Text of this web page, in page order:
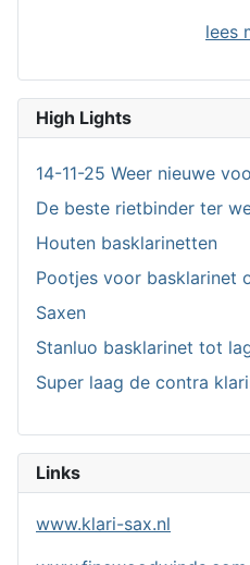
lees
High Lights
14-11-25 Weer nieuwe
De beste rietbinder ter
Houten basklarinetten
Pootjes voor basklarinet
Saxen
Stanluo basklarinet tot
Super laag de contra
Links
www.klari-sax.nl